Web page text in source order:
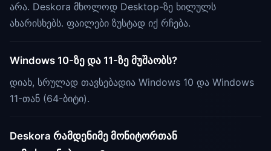
არა. Deskora მხოლოდ Desktop-ზე ხილულს
ახარისხებს. ფაილები ზუსტად იქ რჩება.
Windows 10-ზე და 11-ზე მუშაობს?
დიახ, სრულად თავსებადია Windows 10 და Windows
11-თან (64-ბიტი).
Deskora რამდენიმე მონიტორთან